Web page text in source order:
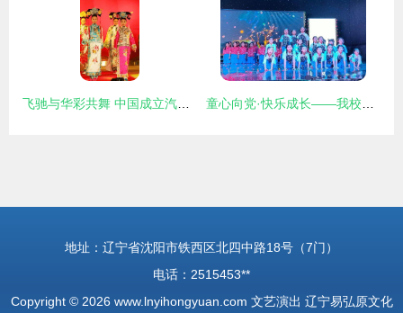
地址：辽宁省沈阳市铁西区北四中路18号（7门）
电话：2515453**
Copyright © 2026 www.lnyihongyuan.com 文艺演出 辽宁易弘原文化